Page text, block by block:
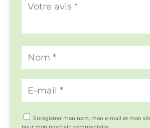
Enregistrer mon nom, mon e-mail et mon
pour mon prochain commentaire.